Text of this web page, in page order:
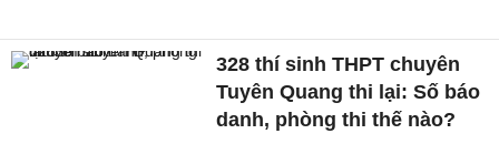
328 thí sinh THPT chuyên
Tuyên Quang thi lại: Số báo
danh, phòng thi thế nào?